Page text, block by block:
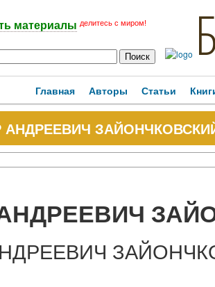
материалы делитесь с миром!
Главная Авторы Статьи
АНДРЕЕВИЧ